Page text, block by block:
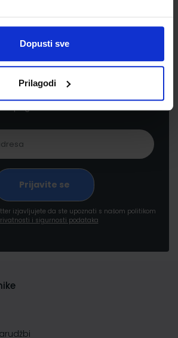
Dopusti sve
Prilagodi
Newsletter prijava
bi primali informacije o novim
pogodnostima
izjavljujete da ste upoznati s našom politikom
i sigurnosti podataka